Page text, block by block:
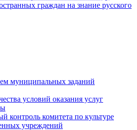
граждан на знание русского
муниципальных заданий
условий оказания услуг
контроль комитета по культуре
учреждений